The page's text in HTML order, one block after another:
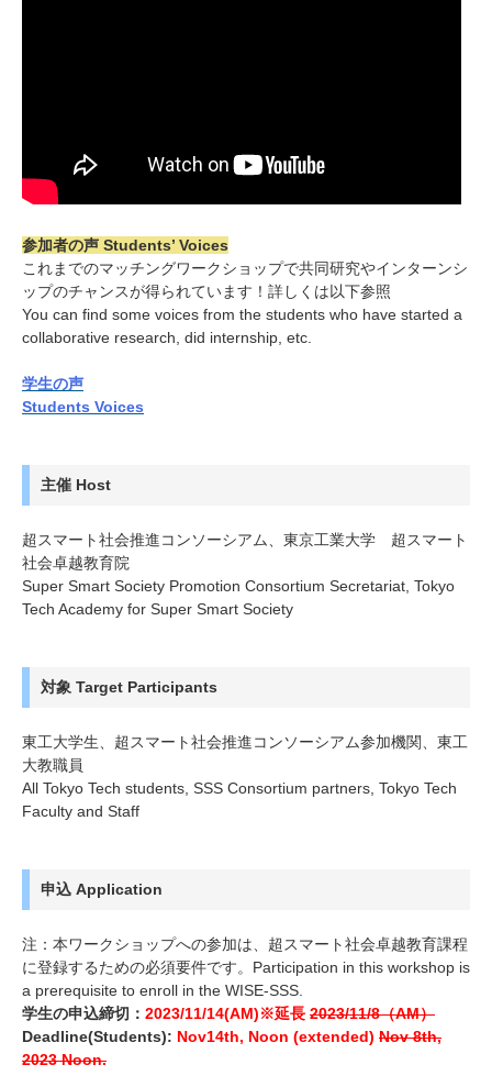
参加者の声 Students’ Voices
これまでのマッチングワークショップで共同研究やインターンシ
ップのチャンスが得られています！詳しくは以下参照
You can find some voices from the students who have started a
collaborative research, did internship, etc.
学生の声
Students Voices
主催 Host
超スマート社会推進コンソーシアム、東京工業大学 超スマート
社会卓越教育院
Super Smart Society Promotion Consortium Secretariat, Tokyo
Tech Academy for Super Smart Society
対象 Target Participants
東工大学生、超スマート社会推進コンソーシアム参加機関、東工
大教職員
All Tokyo Tech students, SSS Consortium partners, Tokyo Tech
Faculty and Staff
申込 Application
注：本ワークショップへの参加は、超スマート社会卓越教育課程
に登録するための必須要件です。Participation in this workshop is
a prerequisite to enroll in the WISE-SSS.
学生の申込締切： 2023/11/14(AM)※延長 2023/11/8（AM）
Deadline(Students): Nov14th, Noon (extended) Nov 8th,
2023 Noon.